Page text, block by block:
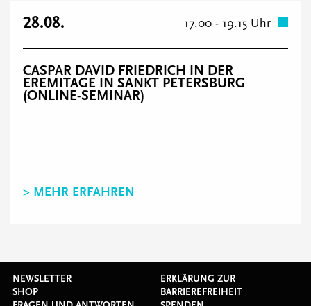
28.08. 17.00 - 19.15 Uhr
CASPAR DAVID FRIEDRICH IN DER
EREMITAGE IN SANKT PETERSBURG
(ONLINE-SEMINAR)
> MEHR ERFAHREN
NEWSLETTER
SHOP
ERKLÄRUNG ZUR
BARRIEREFREIHEIT